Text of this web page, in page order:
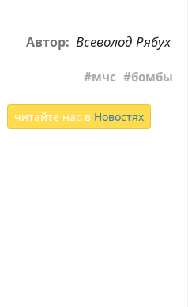
Автор: Всеволод Рябух
мчс бомбы
читайте нас в Новостях